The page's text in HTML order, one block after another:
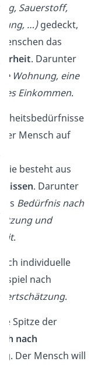
Sauerstoff,
…)gedeckt,
das
. Darunter
Wohnung, eine
Einkommen.
Mensch auf
besteht aus
. Darunter
Bedürfnis nach
und
.
individuelle
nach
.
Spitze der
nach
. Der Mensch will